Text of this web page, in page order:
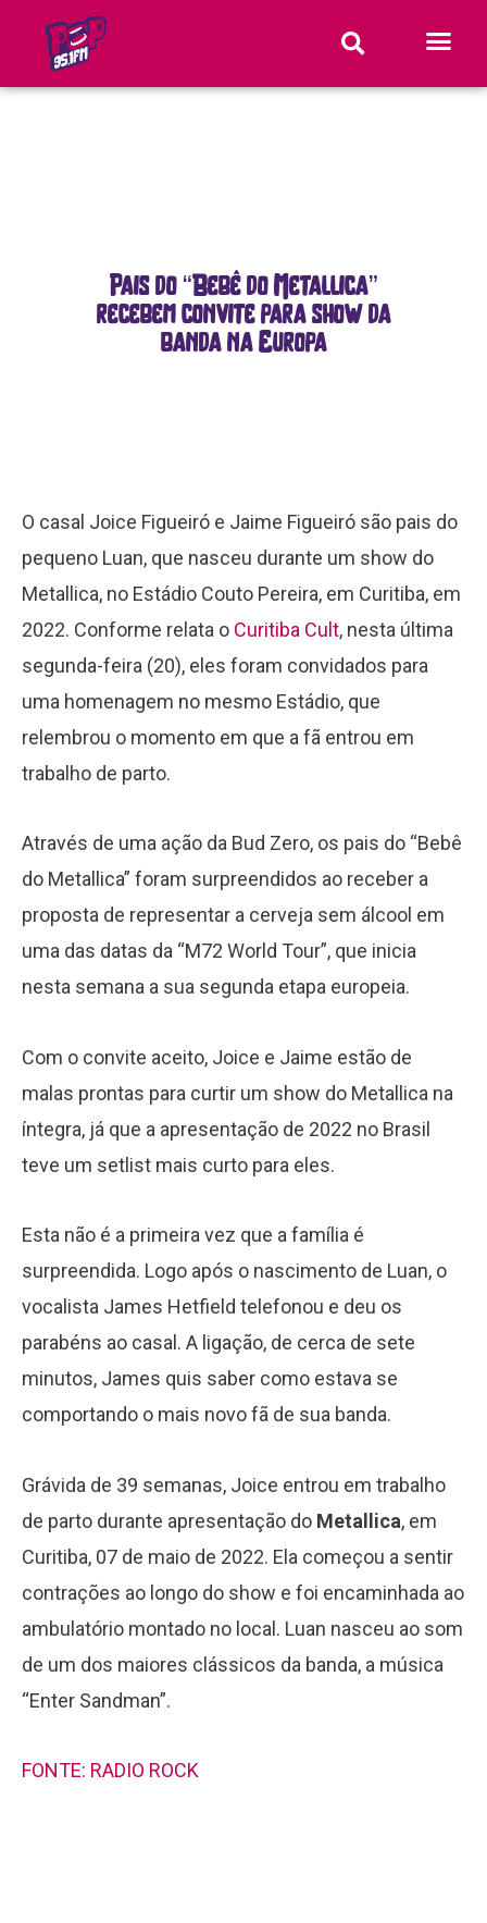
Pais do “Bebê do Metallica”
recebem convite para show da
banda na Europa
O casal Joice Figueiró e Jaime Figueiró são pais do
pequeno Luan, que nasceu durante um show do
Metallica, no Estádio Couto Pereira, em Curitiba, em
2022. Conforme relata o Curitiba Cult, nesta última
segunda-feira (20), eles foram convidados para
uma homenagem no mesmo Estádio, que
relembrou o momento em que a fã entrou em
trabalho de parto.
Através de uma ação da Bud Zero, os pais do “Bebê
do Metallica” foram surpreendidos ao receber a
proposta de representar a cerveja sem álcool em
uma das datas da “M72 World Tour”, que inicia
nesta semana a sua segunda etapa europeia.
Com o convite aceito, Joice e Jaime estão de
malas prontas para curtir um show do Metallica na
íntegra, já que a apresentação de 2022 no Brasil
teve um setlist mais curto para eles.
Esta não é a primeira vez que a família é
surpreendida. Logo após o nascimento de Luan, o
vocalista James Hetfield telefonou e deu os
parabéns ao casal. A ligação, de cerca de sete
minutos, James quis saber como estava se
comportando o mais novo fã de sua banda.
Grávida de 39 semanas, Joice entrou em trabalho
de parto durante apresentação do Metallica, em
Curitiba, 07 de maio de 2022. Ela começou a sentir
contrações ao longo do show e foi encaminhada ao
ambulatório montado no local. Luan nasceu ao som
de um dos maiores clássicos da banda, a música
“Enter Sandman”.
FONTE: RADIO ROCK